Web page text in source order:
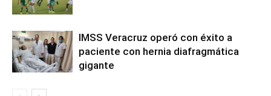
IMSS Veracruz operó con éxito a
paciente con hernia diafragmática
gigante